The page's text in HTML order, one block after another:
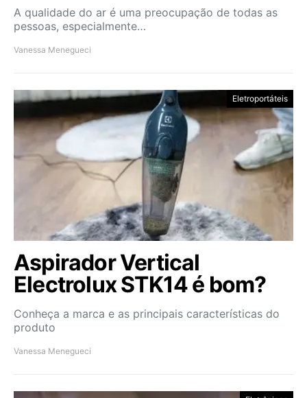
A qualidade do ar é uma preocupação de todas as
pessoas, especialmente…
Vanessa Menegueci
Eletroportáteis
Aspirador Vertical
Electrolux STK14 é bom?
Conheça a marca e as principais características do
produto
Vanessa Menegueci